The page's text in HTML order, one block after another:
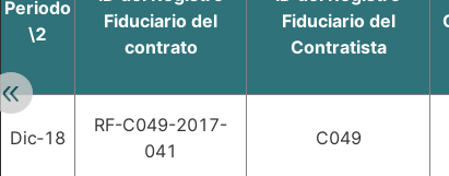
Retroceder:
Periodo
\2
Fiduciario del
contrato
Fiduciario del
Contratista
Dic‑18
RF-C049-2017-
041
C049